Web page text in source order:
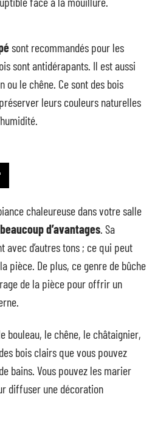
sont recommandés pour les
sont antidérapants. Il est aussi
ou le chêne. Ce sont des bois
leurs couleurs naturelles
chaleureuse dans votre salle
d’avantages. Sa
d’autres tons ; ce qui peut
pièce. De plus, ce genre de bûche
de la pièce pour offrir un
bouleau, le chêne, le châtaignier,
bois clairs que vous pouvez
bains. Vous pouvez les marier
diffuser une décoration